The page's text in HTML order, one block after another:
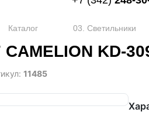
Каталог 03. Светильники
KD-
11485